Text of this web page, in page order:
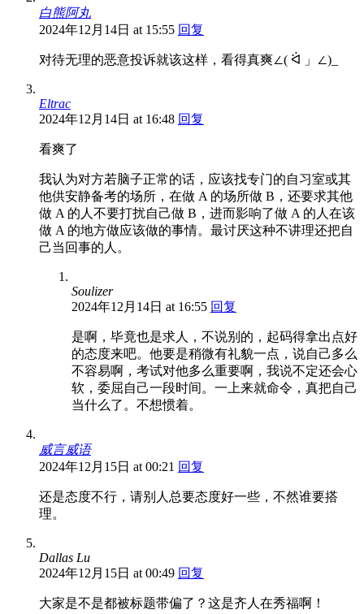
白熊阿丸
2024年12月14日 at 15:55 回复
对待无理的恶意投诉就该这样，看得真爽∠( ᐛ 」∠)_
Eltrac
2024年12月14日 at 16:48 回复
看爽了
我认为对方若脑子正常的话，应该找专门的自习室或其
他供安静备考的场所，在做 A 的场所做 B，还要求其他
做 A 的人不要打扰自己做 B，进而影响了做 A 的人在该
做 A 的地方做应该做的事情。最讨厌这种不讲理还把自
己当回事的人。
Soulizer
2024年12月14日 at 16:55 回复
是啊，毕竟也是求人，不说别的，起码得拿出点好
的态度来吧。他要是稍微有礼貌一点，说自己多么
不容易啊，考试对他多么重要啊，我说不定还会心
软，委屈自己一段时间。一上来就命令，真把自己
当什么了。不想惯着。
威言威语
2024年12月15日 at 00:21 回复
还是态度不行，请别人总要态度好一些，不然谁要搭
理。
Dallas Lu
2024年12月15日 at 00:49 回复
大家是不是都被标题带偏了？这是齐人在秀福啊！